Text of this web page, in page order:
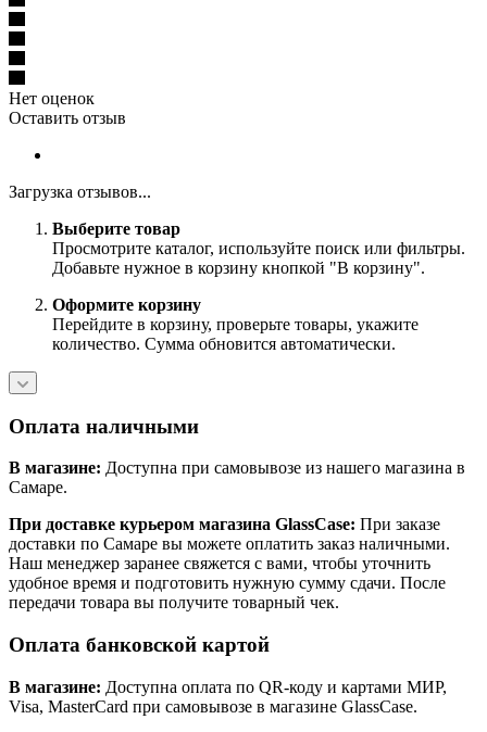
Нет оценок
Оставить отзыв
Загрузка отзывов...
Выберите товар
Просмотрите каталог, используйте поиск или фильтры.
Добавьте нужное в корзину кнопкой "В корзину".
Оформите корзину
Перейдите в корзину, проверьте товары, укажите
количество. Сумма обновится автоматически.
Оплата наличными
В магазине: Доступна при самовывозе из нашего магазина в
Самаре.
При доставке курьером магазина GlassCase: При заказе
доставки по Самаре вы можете оплатить заказ наличными.
Наш менеджер заранее свяжется с вами, чтобы уточнить
удобное время и подготовить нужную сумму сдачи. После
передачи товара вы получите товарный чек.
Оплата банковской картой
В магазине: Доступна оплата по QR-коду и картами МИР,
Visa, MasterCard при самовывозе в магазине GlassCase.